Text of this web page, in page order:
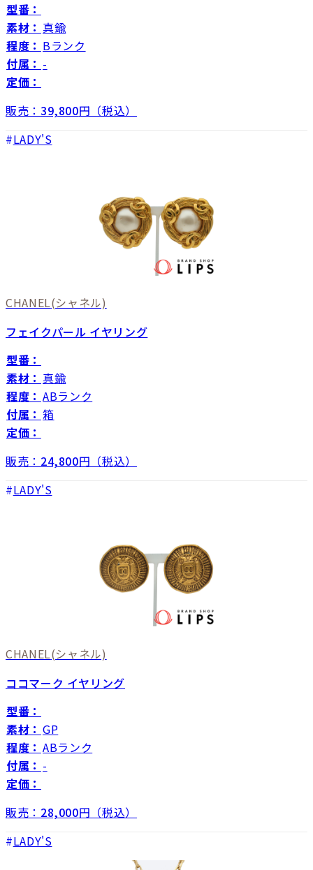
型番：
素材： 真鍮
程度： Bランク
付属： -
定価：
販売： 39,800円（税込）
LADY'S
CHANEL(シャネル)
フェイクパール イヤリング
型番：
素材： 真鍮
程度： ABランク
付属： 箱
定価：
販売： 24,800円（税込）
LADY'S
CHANEL(シャネル)
ココマーク イヤリング
型番：
素材： GP
程度： ABランク
付属： -
定価：
販売： 28,000円（税込）
LADY'S